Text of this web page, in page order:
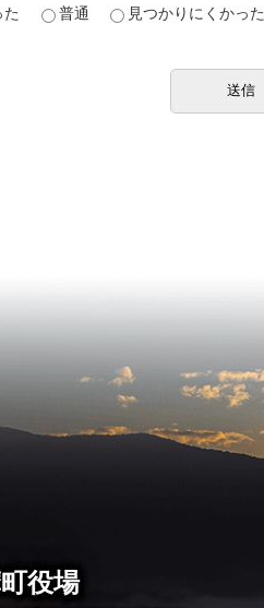
た
普通 見つかりにくかった
役場